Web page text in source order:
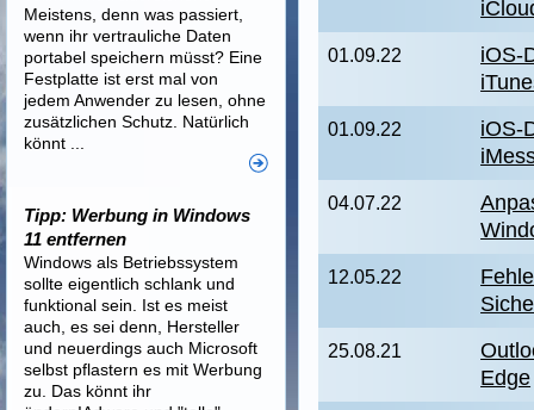
01.09.22
iOS-
01.09.22
iOS-
04.07.22
12.05.22
25.08.21
Edge
Meistens, denn was passiert,
wenn ihr vertrauliche Daten
portabel speichern müsst? Eine
Festplatte ist erst mal von
jedem Anwender zu lesen, ohne
zusätzlichen Schutz. Natürlich
könnt ...
Tipp: Werbung in Windows
11 entfernen
Windows als Betriebssystem
sollte eigentlich schlank und
funktional sein. Ist es meist
auch, es sei denn, Hersteller
und neuerdings auch Microsoft
selbst pflastern es mit Werbung
zu. Das könnt ihr